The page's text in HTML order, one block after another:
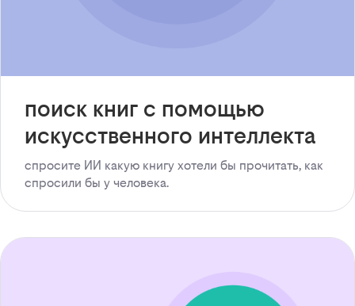
поиск книг с помощью
искусственного интеллекта
спросите ИИ какую книгу хотели бы прочитать, как
спросили бы у человека.